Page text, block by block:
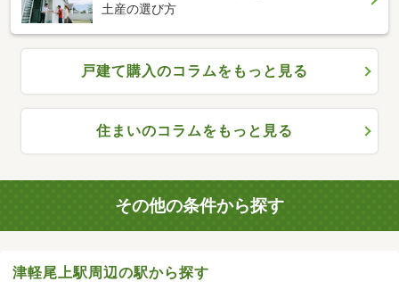
土産の選び方
戸建て購入のコラムをもっと見る
住まいのコラムをもっと見る
その他の条件から探す
津軽尾上駅周辺の駅から探す